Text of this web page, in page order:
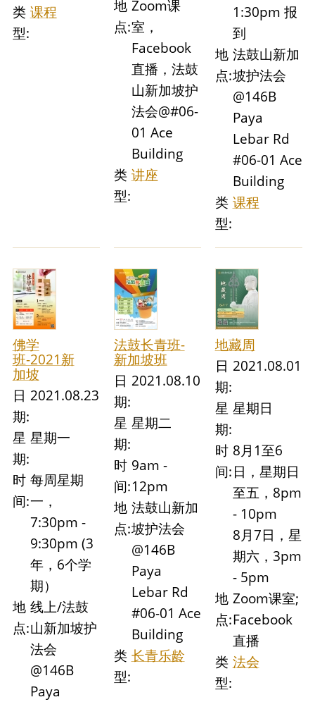
类
型:
课程
地
点:
Zoom课
室，
Facebook
直播，法鼓
山新加坡护
法会@#06-
01 Ace
Building
类
型:
讲座
1:30pm 报
到
地
点:
法鼓山新加
坡护法会
@146B
Paya
Lebar Rd
#06-01 Ace
Building
类
型:
课程
佛学
班-2021新
加坡
日
期:
2021.08.23
星
期:
星期一
时
间:
每周星期
一，
7:30pm -
9:30pm (3
年，6个学
期）
地
点:
线上/法鼓
山新加坡护
法会
@146B
Paya
法鼓长青班-
新加坡班
日
期:
2021.08.10
星
期:
星期二
时
间:
9am -
12pm
地
点:
法鼓山新加
坡护法会
@146B
Paya
Lebar Rd
#06-01 Ace
Building
类
型:
长青乐龄
地藏周
日
期:
2021.08.01
星
期:
星期日
时
间:
8月1至6
日，星期日
至五，8pm
- 10pm
8月7日，星
期六，3pm
- 5pm
地
点:
Zoom课室;
Facebook
直播
类
型:
法会